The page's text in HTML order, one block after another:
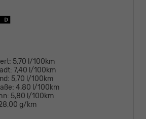
5,70 l/100km
7,40 l/100km
5,70 l/100km
4,80 l/100km
5,80 l/100km
g/km